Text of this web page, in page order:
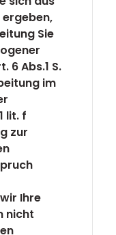
Sie
6 Abs.1 S.
im
lit. f
zur
Ihre
nicht